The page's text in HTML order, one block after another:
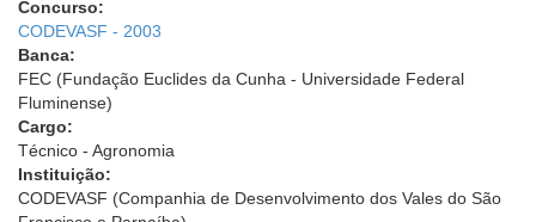
Concurso:
CODEVASF - 2003
Banca:
FEC (Fundação Euclides da Cunha - Universidade Federal
Fluminense)
Cargo:
Técnico - Agronomia
Instituição:
CODEVASF (Companhia de Desenvolvimento dos Vales do São